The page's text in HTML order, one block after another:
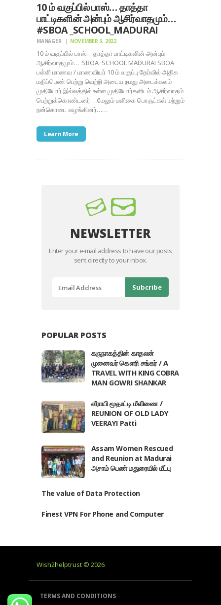
10 ம் வகுப்பில் பாஸ்… தாத்தா
பாட்டிகளின் அன்பும் ஆசிர்வாதமும்…
#SBOA _SCHOOL_MADURAI
MANAGER NOVEMBER 3, 2022
10 ம் வகுப்பில் பாஸ்… தாத்தா பாட்டிகளின் அன்பும்
ஆசிர்வாதமும்… SBOA SCHOOL MADURAI SBOA
பள்ளி மாணவ / மாணவியர் 10 ம் வகுப்பு தேர்வில் அதிக
மதிப்பெண் பெற்று வெற்றி அடைய நமது அடைக்கலம்
முதியோர் இல்லத்தில் உள்ள முதியோர்களிடம் ஆசிர்வாதம்
பெற்றுக்கொண்டனர்… மேலும் மளிகை பொருட்கள் மற்றும்
நன்கொடை வழங்கினர்……
Learn More
NEWSLETTER
Enter your e-mail address to have our posts
sent directly to your inbox.
POPULAR POSTS
கருநாகத்தின் காதலன்
முனைவர் கௌரி சங்கர் / A
TRAVEL WITH KING COBRA
MAN GOWRI SHANKAR
வீராயி மூதாட்டி மீளிணை /
REUNION OF OLD LADY
VEERAYI Patti
Assam Women Rescued
and Reunion at Madurai
அசாம் பெண் மதுரையில் மீட்பு
The value of Data Protection
Finest VPN For Phone and Computer
Wish2helptrust © 2026
TERMS AND CONDITIONS